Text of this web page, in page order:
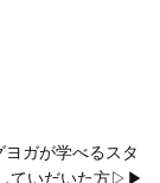
ガが学べるスタ
ていだいた方▷▶︎